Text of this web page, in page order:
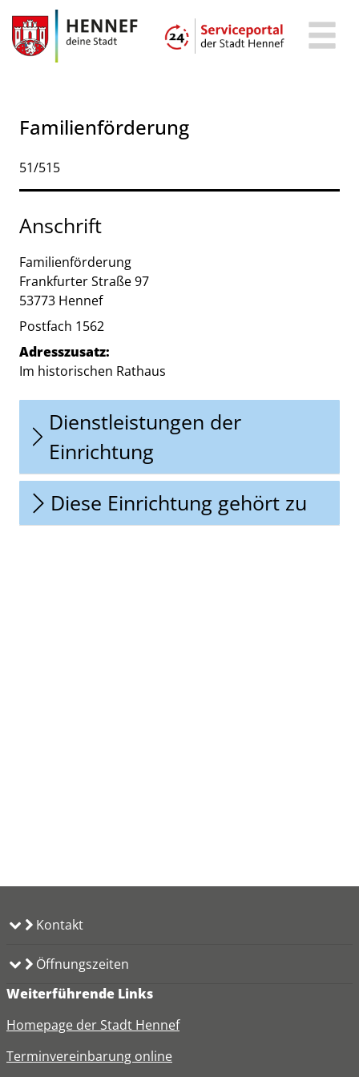
Zum Hauptinhalt springen
Zum Header
Zum Hauptinhalt
Zum Footer
Familienförderung
Kurzbezeichnung
51/515
Anschrift
Familienförderung
Frankfurter Straße97
53773 Hennef
Postfach 1562
Adresszusatz:
Im historischen Rathaus
Dienstleistungen der
Einrichtung
Diese Einrichtung gehört zu
Kontakt
Öffnungszeiten
Weiterführende Links
Homepage der Stadt Hennef
Terminvereinbarung online